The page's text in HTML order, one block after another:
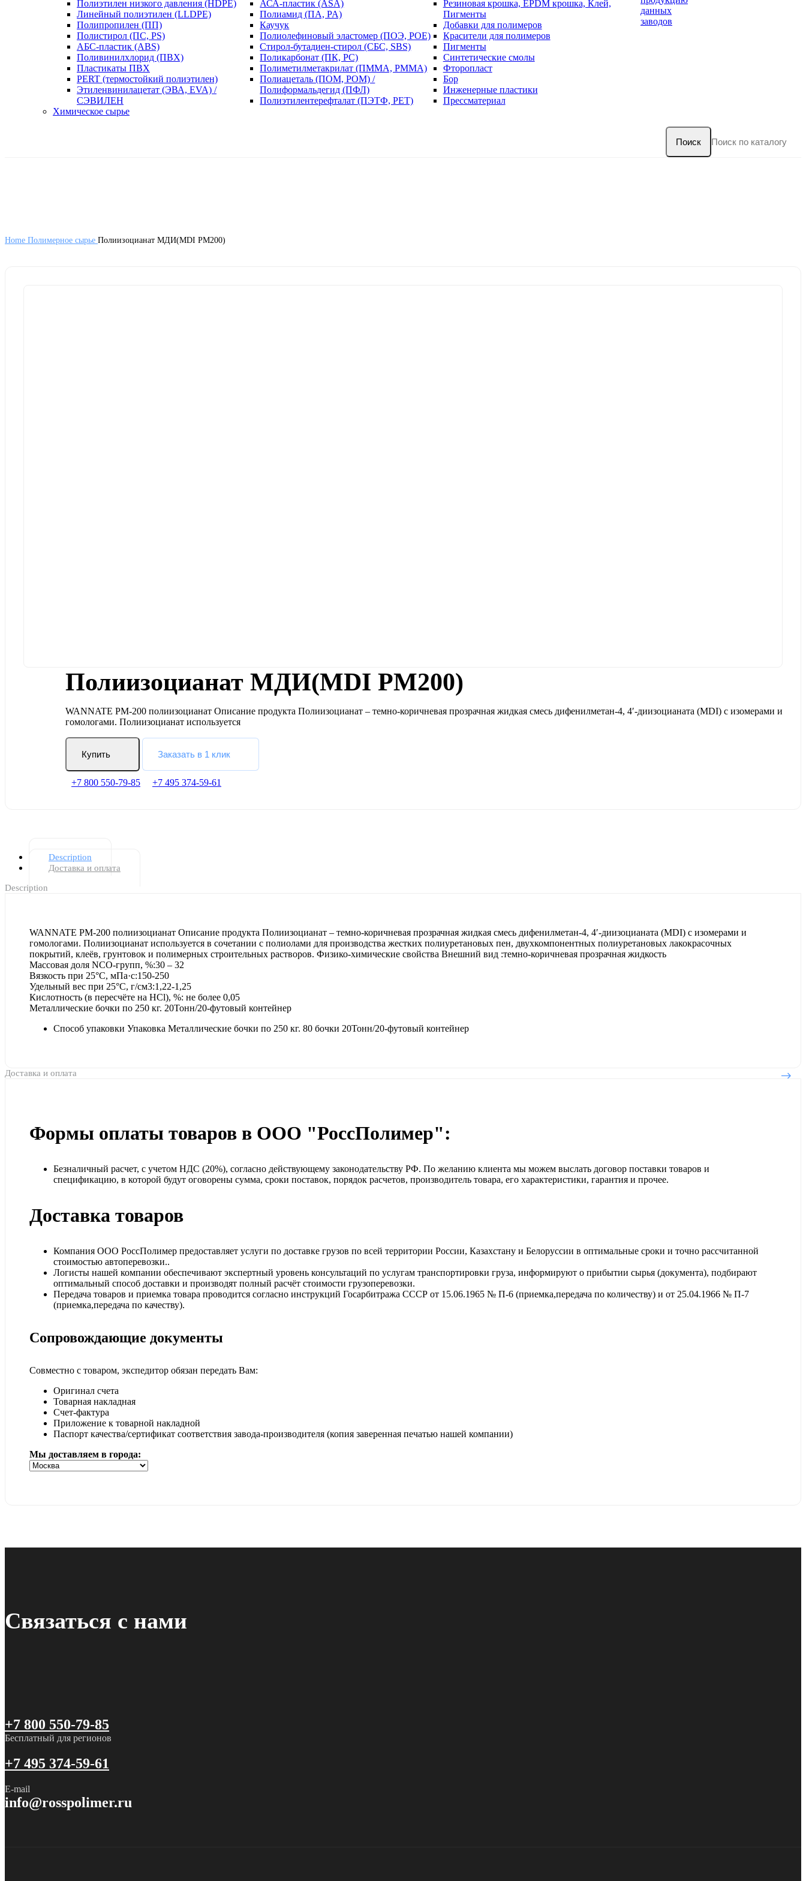
Полиэтилен низкого давления (HDPE)
Линейный полиэтилен (LLDPE)
Полипропилен (ПП)
Полистирол (ПС, PS)
АБС-пластик (ABS)
Поливинилхлорид (ПВХ)
Пластикаты ПВХ
PERT (термостойкий полиэтилен)
Этиленвинилацетат (ЭВА, EVA) /
СЭВИЛЕН
АСА-пластик (ASA)
Полиамид (ПА, PA)
Каучук
Полиолефиновый эластомер (ПОЭ, POE)
Стирол-бутадиен-стирол (СБС, SBS)
Поликарбонат (ПК, PC)
Полиметилметакрилат (ПММА, PMMA)
Полиацеталь (ПОМ, POM) /
Полиформальдегид (ПФЛ)
Полиэтилентерефталат (ПЭТФ, PET)
Резиновая крошка, EPDM крошка, Клей,
Пигменты
Добавки для полимеров
Красители для полимеров
Пигменты
Синтетические смолы
Фторопласт
Бор
Инженерные пластики
Прессматериал
Химическое сырье
данных
заводов
Поиск
Home Полимерное сырье Полиизоцианат МДИ(MDI PM200)
Полиизоцианат МДИ(MDI PM200)
WANNATE PM-200 полиизоцианат Описание продукта Полиизоцианат – темно-коричневая прозрачная жидкая смесь дифенилметан-4, 4′-диизоцианата (MDI) с изомерами и
гомологами. Полиизоцианат используется
Купить Заказать в 1 клик
+7 800 550-79-85 +7 495 374-59-61
Description
Доставка и оплата
Description
WANNATE PM-200 полиизоцианат Описание продукта Полиизоцианат – темно-коричневая прозрачная жидкая смесь дифенилметан-4, 4′-диизоцианата (MDI) с изомерами и
гомологами. Полиизоцианат используется в сочетании с полиолами для производства жестких полиуретановых пен, двухкомпонентных полиуретановых лакокрасочных
покрытий, клеёв, грунтовок и полимерных строительных растворов. Физико-химические свойства Внешний вид :темно-коричневая прозрачная жидкость
Массовая доля NCO-групп, %:30 – 32
Вязкость при 25°C, мПа·с:150-250
Удельный вес при 25°C, г/см3:1,22-1,25
Кислотность (в пересчёте на HCl), %: не более 0,05
Металлические бочки по 250 кг. 20Тонн/20-футовый контейнер
Способ упаковки Упаковка Металлические бочки по 250 кг. 80 бочки 20Тонн/20-футовый контейнер
Доставка и оплата
Формы оплаты товаров в ООО "РоссПолимер":
Безналичный расчет, с учетом НДС (20%), согласно действующему законодательству РФ. По желанию клиента мы можем выслать договор поставки товаров и
спецификацию, в которой будут оговорены сумма, сроки поставок, порядок расчетов, производитель товара, его характеристики, гарантия и прочее.
Доставка товаров
Компания ООО РоссПолимер предоставляет услуги по доставке грузов по всей территории России, Казахстану и Белоруссии в оптимальные сроки и точно рассчитанной
стоимостью автоперевозки..
Логисты нашей компании обеспечивают экспертный уровень консультаций по услугам транспортировки груза, информируют о прибытии сырья (документа), подбирают
оптимальный способ доставки и производят полный расчёт стоимости грузоперевозки.
Передача товаров и приемка товара проводится согласно инструкций Госарбитража СССР от 15.06.1965 № П-6 (приемка,передача по количеству) и от 25.04.1966 № П-7
(приемка,передача по качеству).
Сопровождающие документы
Совместно с товаром, экспедитор обязан передать Вам:
Оригинал счета
Товарная накладная
Счет-фактура
Приложение к товарной накладной
Паспорт качества/сертификат соответствия завода-производителя (копия заверенная печатью нашей компании)
Мы доставляем в города:
Связаться с нами
+7 800 550-79-85
Бесплатный для регионов
+7 495 374-59-61
E-mail
info@rosspolimer.ru